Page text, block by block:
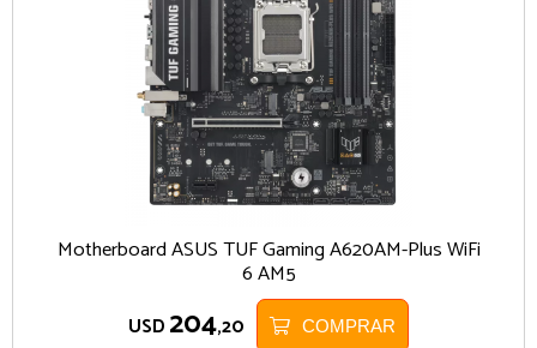
Motherboard ASUS TUF Gaming A620AM-Plus WiFi
6 AM5
USD 204,20 COMPRAR